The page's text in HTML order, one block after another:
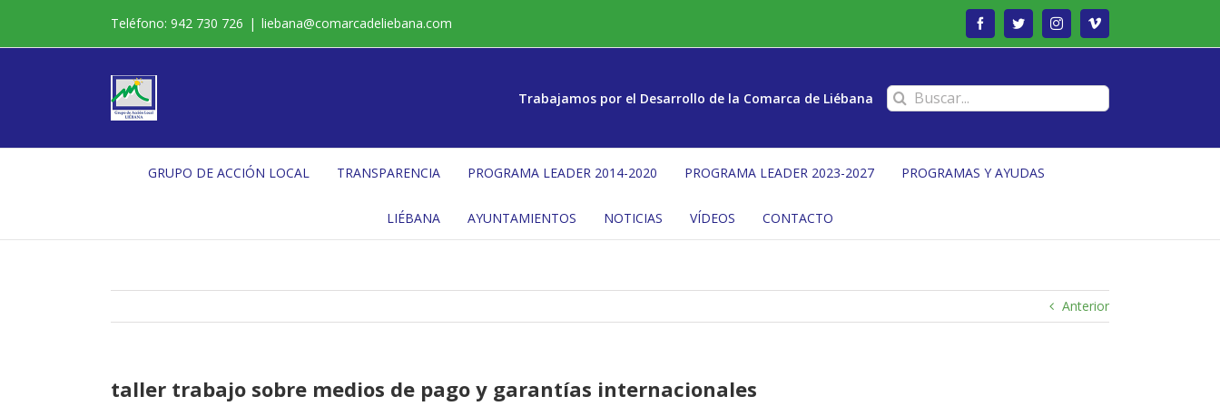
contenido
Teléfono: 942 730 726 | liebana@comarcadeliebana.com FacebookTwitterInstagramVimeo
Trabajamos por el Desarrollo de la Comarca de Liébana Buscar:
GRUPO DE ACCIÓN LOCAL TRANSPARENCIA PROGRAMA LEADER 2014-2020 PROGRAMA LEADER 2023-2027 PROGRAMAS Y AYUDAS
LIÉBANA AYUNTAMIENTOS NOTICIAS VÍDEOS CONTACTO
Anterior
taller trabajo sobre medios de pago y garantías internacionales